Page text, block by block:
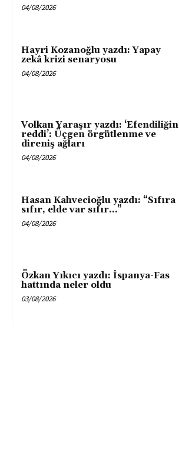
04/08/2026
Hayri Kozanoğlu yazdı: Yapay
zekâ krizi senaryosu
04/08/2026
Volkan Yaraşır yazdı: ‘Efendiliğin
reddi’: Üçgen örgütlenme ve
direniş ağları
04/08/2026
Hasan Kahvecioğlu yazdı: “Sıfıra
sıfır, elde var sıfır…”
04/08/2026
Özkan Yıkıcı yazdı: İspanya-Fas
hattında neler oldu
03/08/2026